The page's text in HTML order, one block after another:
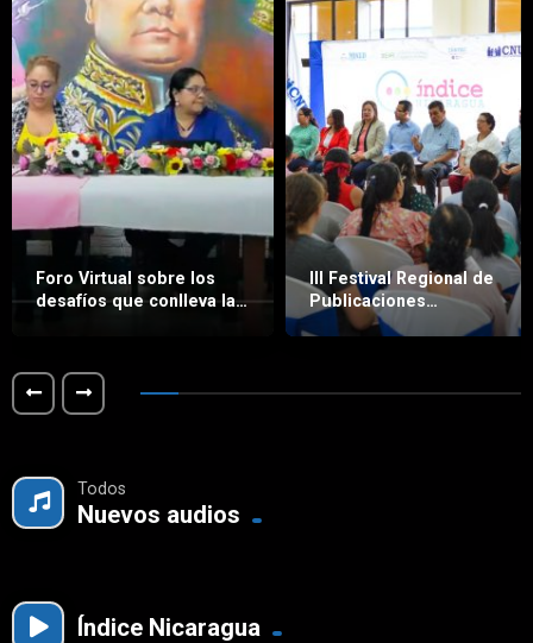
Foro Virtual sobre los
desafíos que conlleva la
III Festival Regional de
Publicaciones
Educativas, Edición
Todos
Nuevos audios
Índice Nicaragua